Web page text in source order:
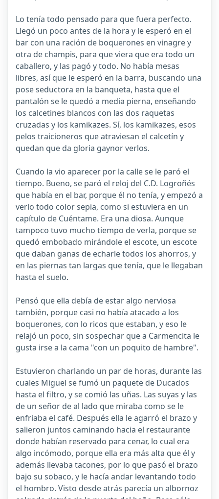
Lo tenía todo pensado para que fuera perfecto.
Llegó un poco antes de la hora y le esperó en el
bar con una ración de boquerones en vinagre y
otra de champis, para que viera que era todo un
caballero, y las pagó y todo. No había mesas
libres, así que le esperó en la barra, buscando una
pose seductora en la banqueta, hasta que el
pantalón se le quedó a media pierna, enseñando
los calcetines blancos con las dos raquetas
cruzadas y los kamikazes. Sí, los kamikazes, esos
pelos traicioneros que atraviesan el calcetín y
quedan que da gloria gaynor verlos.
Cuando la vio aparecer por la calle se le paró el
tiempo. Bueno, se paró el reloj del C.D. Logroñés
que había en el bar, porque él no tenía, y empezó a
verlo todo color sepia, como si estuviera en un
capítulo de Cuéntame. Era una diosa. Aunque
tampoco tuvo mucho tiempo de verla, porque se
quedó embobado mirándole el escote, un escote
que daban ganas de echarle todos los ahorros, y
en las piernas tan largas que tenía, que le llegaban
hasta el suelo.
Pensó que ella debía de estar algo nerviosa
también, porque casi no había atacado a los
boquerones, con lo ricos que estaban, y eso le
relajó un poco, sin sospechar que a Carmencita le
gusta irse a la cama "con un poquito de hambre".
Estuvieron charlando un par de horas, durante las
cuales Miguel se fumó un paquete de Ducados
hasta el filtro, y se comió las uñas. Las suyas y las
de un señor de al lado que miraba como se le
enfriaba el café. Después ella le agarró el brazo y
salieron juntos caminando hacia el restaurante
donde habían reservado para cenar, lo cual era
algo incómodo, porque ella era más alta que él y
además llevaba tacones, por lo que pasó el brazo
bajo su sobaco, y le hacía andar levantando todo
el hombro. Visto desde atrás parecía un albornoz